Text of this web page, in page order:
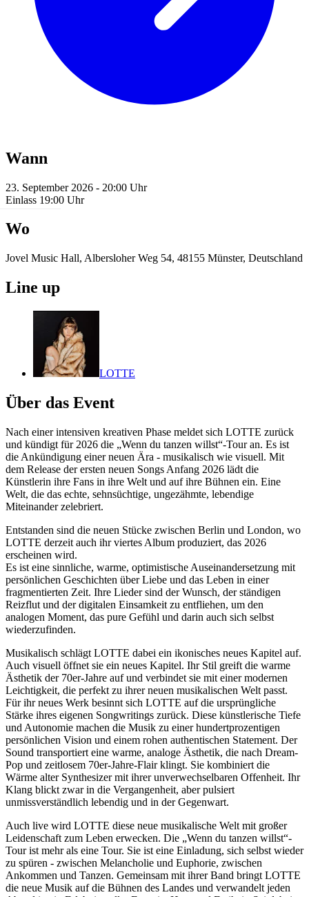
Wann
23. September 2026 - 20:00 Uhr
Einlass 19:00 Uhr
Wo
Jovel Music Hall, Albersloher Weg 54, 48155 Münster, Deutschland
Line up
LOTTE
Über das Event
Nach einer intensiven kreativen Phase meldet sich LOTTE zurück
und kündigt für 2026 die „Wenn du tanzen willst“-Tour an. Es ist
die Ankündigung einer neuen Ära - musikalisch wie visuell. Mit
dem Release der ersten neuen Songs Anfang 2026 lädt die
Künstlerin ihre Fans in ihre Welt und auf ihre Bühnen ein. Eine
Welt, die das echte, sehnsüchtige, ungezähmte, lebendige
Miteinander zelebriert.
Entstanden sind die neuen Stücke zwischen Berlin und London, wo
LOTTE derzeit auch ihr viertes Album produziert, das 2026
erscheinen wird.
Es ist eine sinnliche, warme, optimistische Auseinandersetzung mit
persönlichen Geschichten über Liebe und das Leben in einer
fragmentierten Zeit. Ihre Lieder sind der Wunsch, der ständigen
Reizflut und der digitalen Einsamkeit zu entfliehen, um den
analogen Moment, das pure Gefühl und darin auch sich selbst
wiederzufinden.
Musikalisch schlägt LOTTE dabei ein ikonisches neues Kapitel auf.
Auch visuell öffnet sie ein neues Kapitel. Ihr Stil greift die warme
Ästhetik der 70er-Jahre auf und verbindet sie mit einer modernen
Leichtigkeit, die perfekt zu ihrer neuen musikalischen Welt passt.
Für ihr neues Werk besinnt sich LOTTE auf die ursprüngliche
Stärke ihres eigenen Songwritings zurück. Diese künstlerische Tiefe
und Autonomie machen die Musik zu einer hundertprozentigen
persönlichen Vision und einem rohen authentischen Statement. Der
Sound transportiert eine warme, analoge Ästhetik, die nach Dream-
Pop und zeitlosem 70er-Jahre-Flair klingt. Sie kombiniert die
Wärme alter Synthesizer mit ihrer unverwechselbaren Offenheit. Ihr
Klang blickt zwar in die Vergangenheit, aber pulsiert
unmissverständlich lebendig und in der Gegenwart.
Auch live wird LOTTE diese neue musikalische Welt mit großer
Leidenschaft zum Leben erwecken. Die „Wenn du tanzen willst“-
Tour ist mehr als eine Tour. Sie ist eine Einladung, sich selbst wieder
zu spüren - zwischen Melancholie und Euphorie, zwischen
Ankommen und Tanzen. Gemeinsam mit ihrer Band bringt LOTTE
die neue Musik auf die Bühnen des Landes und verwandelt jeden